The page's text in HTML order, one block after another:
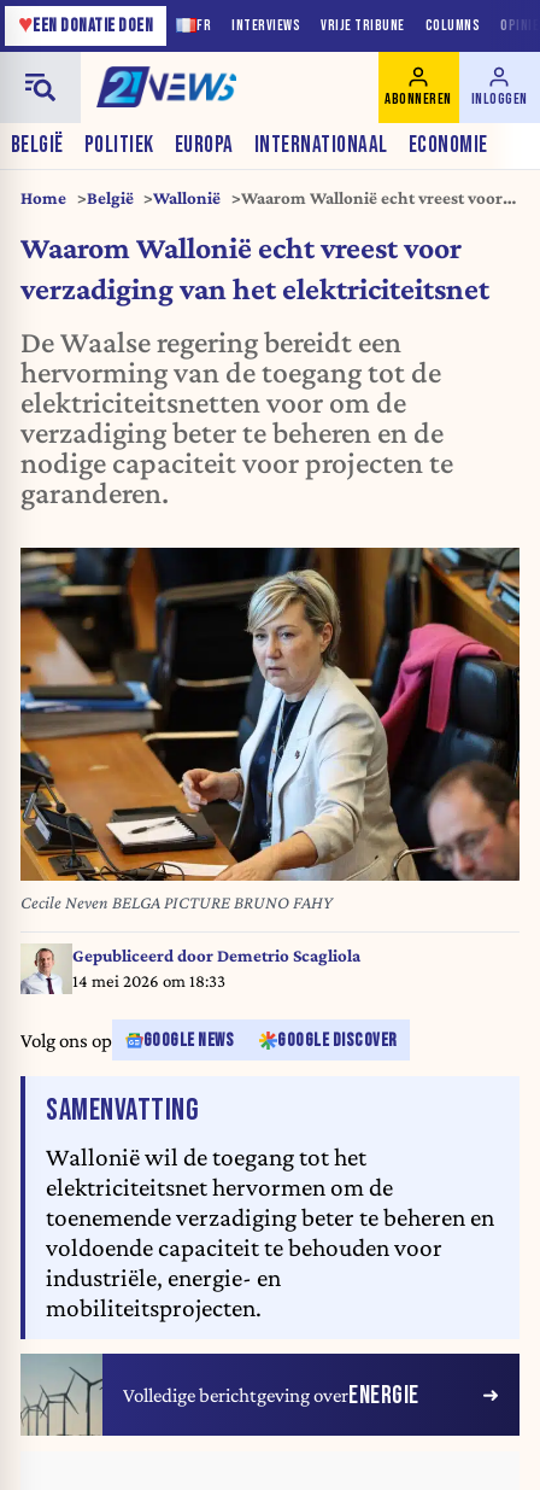
FR INTERVIEWS VRIJE TRIBUNE COLUMNS
♥EEN DONATIE DOEN
BELGIË POLITIEK EUROPA INTERNATIONAAL ECONOMIE
ABONNEREN INLOGGEN
Home België Wallonië
Waarom Wallonië echt vreest voor
Waarom Wallonië echt vreest voor
verzadiging van het elektriciteitsnet
De Waalse regering bereidt een
hervorming van de toegang tot de
elektriciteitsnetten voor om de
verzadiging beter te beheren en de
nodige capaciteit voor projecten te
garanderen.
Cecile Neven BELGA PICTURE BRUNO FAHY
Gepubliceerd doorDemetrio Scagliola
14 mei 2026 om 18:33
Volg ons op GOOGLE NEWS GOOGLE DISCOVER
SAMENVATTING
Wallonië wil de toegang tot het
elektriciteitsnet hervormen om de
toenemende verzadiging beter te beheren en
voldoende capaciteit te behouden voor
industriële, energie- en
mobiliteitsprojecten.
Volledige berichtgeving overENERGIE